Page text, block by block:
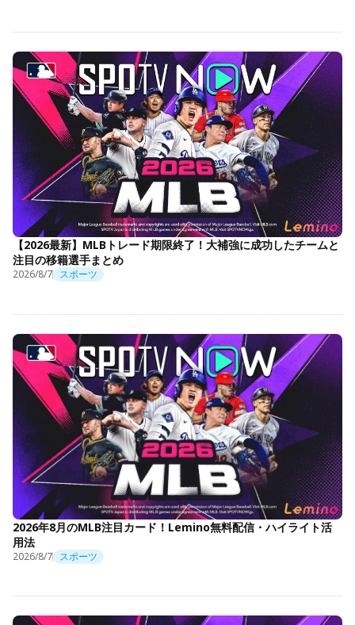
【2026最新】MLBトレード期限終了！大補強に成功したチームと
注目の移籍選手まとめ
2026/8/7 スポーツ
2026年8月のMLB注目カード！Lemino無料配信・ハイライト活
用法
2026/8/7 スポーツ